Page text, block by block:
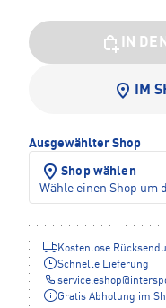
IN
IM
Ausgewählter Shop
Shop wählen
Wähle einen Shop um
Kostenlose
Schnelle Lieferung
service.eshop@
Gratis Abholung im